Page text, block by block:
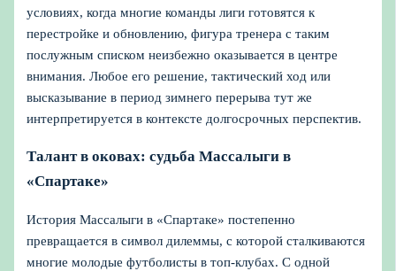
условиях, когда многие команды лиги готовятся к
перестройке и обновлению, фигура тренера с таким
послужным списком неизбежно оказывается в центре
внимания. Любое его решение, тактический ход или
высказывание в период зимнего перерыва тут же
интерпретируется в контексте долгосрочных перспектив.
Талант в оковах: судьба Массалыги в
«Спартаке»
История Массалыги в «Спартаке» постепенно
превращается в символ дилеммы, с которой сталкиваются
многие молодые футболисты в топ-клубах. С одной